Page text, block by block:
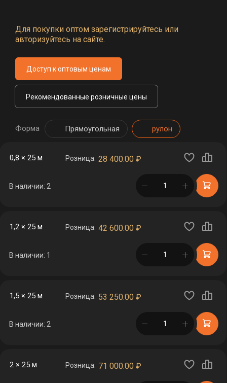
Для покупки оптом зарегистрируйтесь или
авторизуйтесь на сайте.
Доступ к оптовым ценам
Рекомендованные розничные цены
Форма Прямоугольная рулон
0,8 × 25 м Розница: 28 400.00 ₽
В наличии: 2 в корзине
1,2 × 25 м Розница: 42 600.00 ₽
В наличии: 1 в корзине
1,5 × 25 м Розница: 53 250.00 ₽
В наличии: 2 в корзине
2 × 25 м Розница: 71 000.00 ₽